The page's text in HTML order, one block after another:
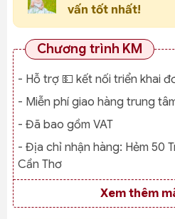
vấn tốt nhất!
Chương trình KM
- Hỗ trợ 💵 kết nối triển khai
- Miễn phí giao hàng trung
- Đã bao gồm VAT
- Địa chỉ nhận hàng: Hẻm 50
Cần Thơ
Xem thêm